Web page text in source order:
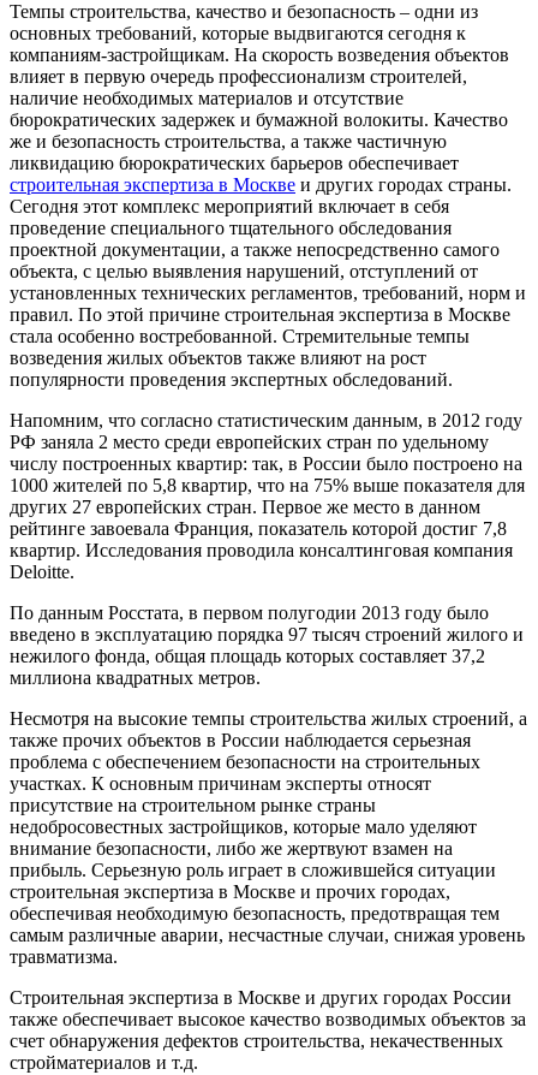
Темпы строительства, качество и безопасность – одни из
основных требований, которые выдвигаются сегодня к
компаниям-застройщикам. На скорость возведения объектов
влияет в первую очередь профессионализм строителей,
наличие необходимых материалов и отсутствие
бюрократических задержек и бумажной волокиты. Качество
же и безопасность строительства, а также частичную
ликвидацию бюрократических барьеров обеспечивает
строительная экспертиза в Москве и других городах страны.
Сегодня этот комплекс мероприятий включает в себя
проведение специального тщательного обследования
проектной документации, а также непосредственно самого
объекта, с целью выявления нарушений, отступлений от
установленных технических регламентов, требований, норм и
правил. По этой причине строительная экспертиза в Москве
стала особенно востребованной. Стремительные темпы
возведения жилых объектов также влияют на рост
популярности проведения экспертных обследований.
Напомним, что согласно статистическим данным, в 2012 году
РФ заняла 2 место среди европейских стран по удельному
числу построенных квартир: так, в России было построено на
1000 жителей по 5,8 квартир, что на 75% выше показателя для
других 27 европейских стран. Первое же место в данном
рейтинге завоевала Франция, показатель которой достиг 7,8
квартир. Исследования проводила консалтинговая компания
Deloitte.
По данным Росстата, в первом полугодии 2013 году было
введено в эксплуатацию порядка 97 тысяч строений жилого и
нежилого фонда, общая площадь которых составляет 37,2
миллиона квадратных метров.
Несмотря на высокие темпы строительства жилых строений, а
также прочих объектов в России наблюдается серьезная
проблема с обеспечением безопасности на строительных
участках. К основным причинам эксперты относят
присутствие на строительном рынке страны
недобросовестных застройщиков, которые мало уделяют
внимание безопасности, либо же жертвуют взамен на
прибыль. Серьезную роль играет в сложившейся ситуации
строительная экспертиза в Москве и прочих городах,
обеспечивая необходимую безопасность, предотвращая тем
самым различные аварии, несчастные случаи, снижая уровень
травматизма.
Строительная экспертиза в Москве и других городах России
также обеспечивает высокое качество возводимых объектов за
счет обнаружения дефектов строительства, некачественных
стройматериалов и т.д.